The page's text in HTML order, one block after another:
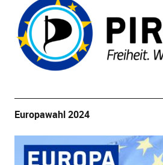
Europawahl 2024